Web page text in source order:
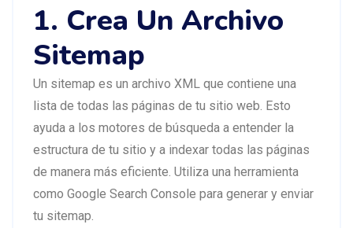
1. Crea Un Archivo
Sitemap
Un sitemap es un archivo XML que contiene una
lista de todas las páginas de tu sitio web. Esto
ayuda a los motores de búsqueda a entender la
estructura de tu sitio y a indexar todas las páginas
de manera más eficiente. Utiliza una herramienta
como Google Search Console para generar y enviar
tu sitemap.